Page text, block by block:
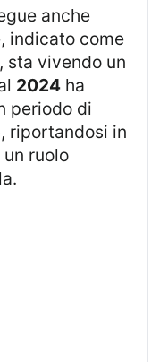
anche
indicato come
sta vivendo un
2024 ha
periodo di
, riportandosi in
ruolo